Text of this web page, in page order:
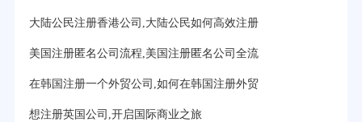
31分钟前用户提问： 在迪拜注册公司需要什么条件？
32分钟前用户提问：注册美国公司详细流程有？
35分钟前用户提问：怎么注册新加坡公司？
大陆公民注册香港公司,大陆公民如何高效注册
美国注册匿名公司流程,美国注册匿名公司全流
在韩国注册一个外贸公司,如何在韩国注册外贸
想注册英国公司,开启国际商业之旅